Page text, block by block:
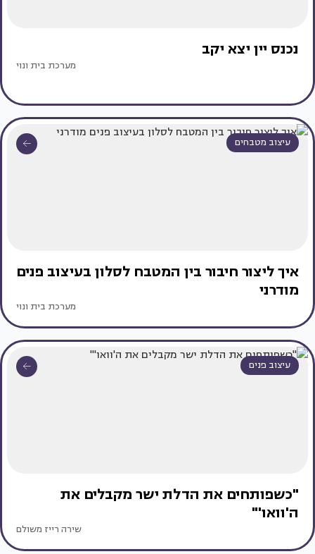
נכנס יין יצא יקב
מערכת בית ונוי
עיצוב מטבחים
איך ליצור חיבור בין המטבח לסלון בעיצוב פנים
מודרני
מערכת בית ונוי
עיצוב פנים
"כשפותחים את הדלת ישר מקבלים את
ה'וואו'"
שירה רייז משולם